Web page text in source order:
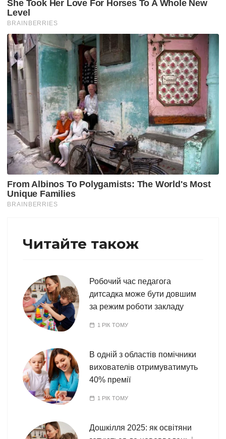
Читайте також
Робочий час педагога
дитсадка може бути довшим
за режим роботи закладу
1 РІК ТОМУ
В одній з областів помічники
вихователів отримуватимуть
40% премії
1 РІК ТОМУ
Дошкілля 2025: як освітяни